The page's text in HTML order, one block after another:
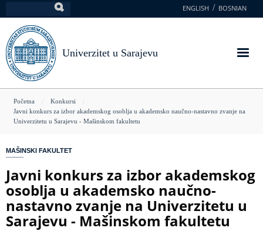
na
glavni
sadržaj
ENGLISH BOSNIAN
Univerzitet u Sarajevu
You
are
Početna
Konkursi
Javni konkurs za izbor akademskog osoblja u akademsko naučno-nastavno zvanje na
Univerzitetu u Sarajevu - Mašinskom fakultetu
MAŠINSKI FAKULTET
Javni konkurs za izbor akademskog
osoblja u akademsko naučno-
nastavno zvanje na Univerzitetu u
Sarajevu - Mašinskom fakultetu